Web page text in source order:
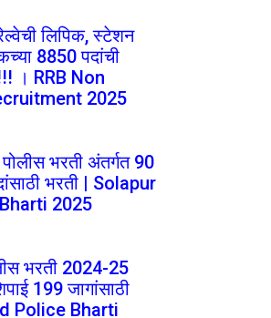
लिपिक, स्टेशन
8850 पदांची
। RRB Non
2025
भरती अंतर्गत 90
भरती | Solapur
2025
भरती 2024-25
199 जागांसाठी
Police Bharti